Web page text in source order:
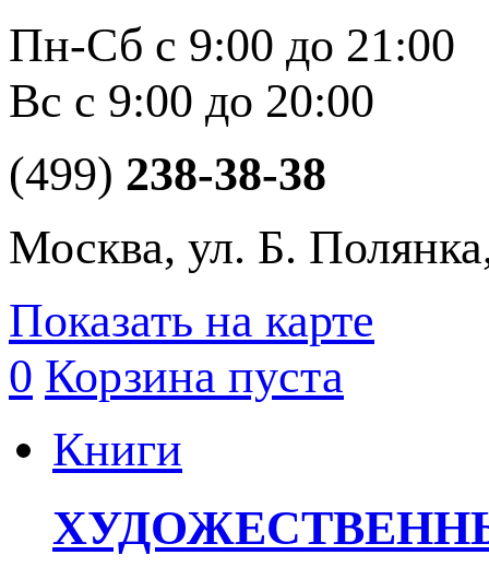
Пн-Сб с 9:00 до 21:00
Вс с 9:00 до 20:00
(499) 238-38-38
Москва, ул. Б.
Показать на карте
0 Корзина пуста
Книги